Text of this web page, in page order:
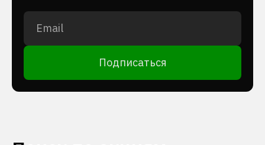
Подписаться